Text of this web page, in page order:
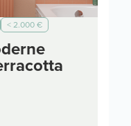
< 2.000 €